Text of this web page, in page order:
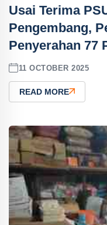
Usai Terima
Pengembang,
Penyerahan 77
11 OCTOBER 2025
READ MORE